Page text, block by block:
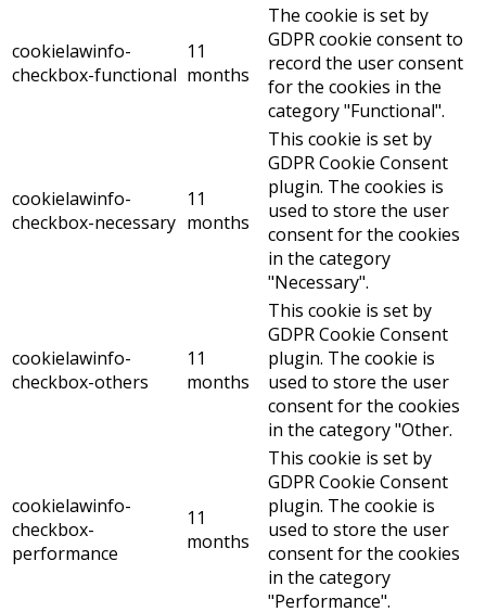
cookielawinfo-
checkbox-functional
11
months
The cookie is set by
GDPR cookie consent to
record the user consent
for the cookies in the
category "Functional".
cookielawinfo-
checkbox-necessary
11
months
This cookie is set by
GDPR Cookie Consent
plugin. The cookies is
used to store the user
consent for the cookies
in the category
"Necessary".
cookielawinfo-
checkbox-others
11
months
This cookie is set by
GDPR Cookie Consent
plugin. The cookie is
used to store the user
consent for the cookies
in the category "Other.
cookielawinfo-
checkbox-
performance
11
months
This cookie is set by
GDPR Cookie Consent
plugin. The cookie is
used to store the user
consent for the cookies
in the category
"Performance".